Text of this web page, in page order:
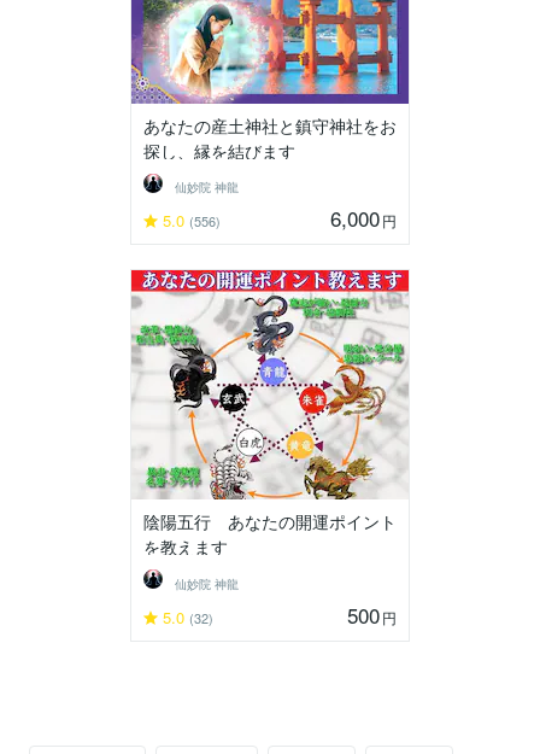
あなたの産土神社と鎮守神社をお
探し、縁を結びます
仙妙院 神龍
5.0 (556) 6,000円
陰陽五行 あなたの開運ポイント
を教えます
仙妙院 神龍
5.0 (32) 500円